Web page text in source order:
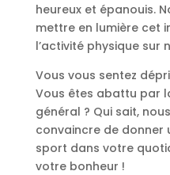
heureux et épanouis.
mettre en lumière cet
l’activité physique sur
Vous vous sentez
Vous êtes abattu par
général ? Qui sait,
convaincre de donner
sport dans votre
votre bonheur !